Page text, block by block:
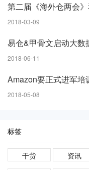
第二届《海外仓两会》
2018-03-09
2018-06-11
Amazon要正式进军培
2018-05-08
标签
干货 资讯